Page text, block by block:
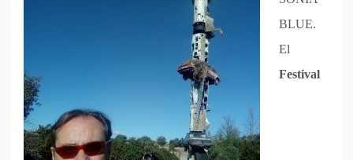
BLUE.
El
Festival